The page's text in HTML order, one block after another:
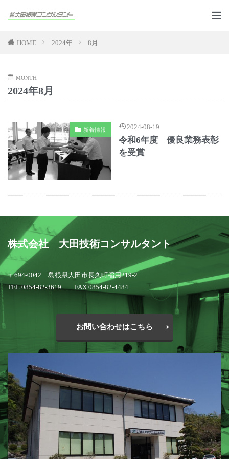
HOME 2024年 8月
MONTH
2024年8月
新着情報 2024-08-19
令和6年度 優良業務表彰
を受賞
株式会社 大田技術コンサルタント
〒694-0042 島根県大田市長久町稲用219-2
TEL.0854-82-3619 FAX.0854-82-4484
お問い合わせはこちら